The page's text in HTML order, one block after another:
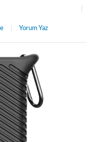
Yorum Yaz